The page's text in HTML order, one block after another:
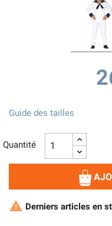
Guide des tailles
Quantité
 Derniers articles en